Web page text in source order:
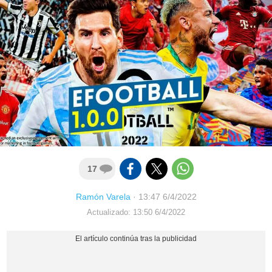
17
Ramón Varela· 13:47 6/4/2022
Actualizado: 13:50 6/4/2022